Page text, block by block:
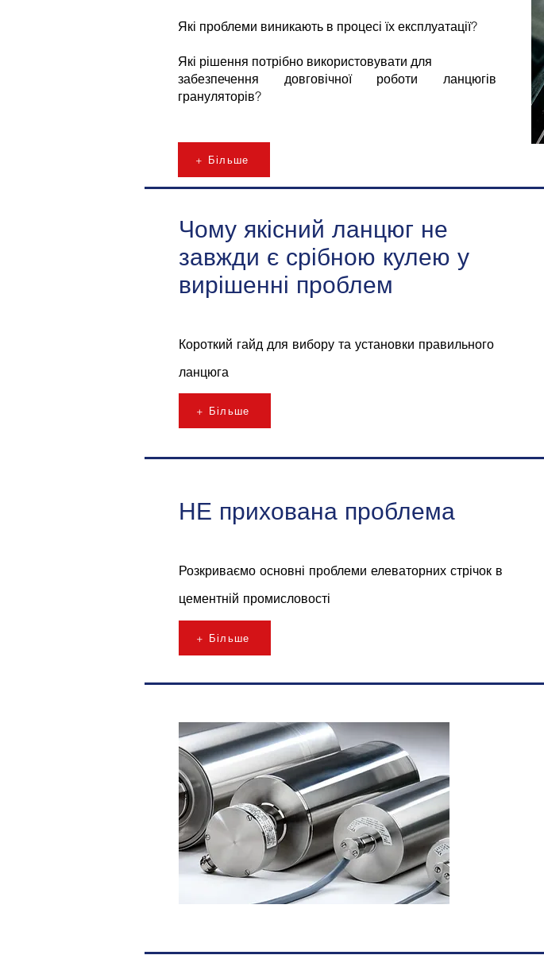
Які проблеми виникають в процесі їх експлуатації?
Які рішення потрібно використовувати для
забезпечення довговічної роботи ланцюгів
грануляторів?
+ Більше
Чому якісний ланцюг не
завжди є срібною кулею у
вирішенні проблем
Короткий гайд для вибору та установки правильного
ланцюга
+ Більше
НЕ прихована проблема
Розкриваємо основні проблеми елеваторних стрічок в
цементній промисловості
+ Більше